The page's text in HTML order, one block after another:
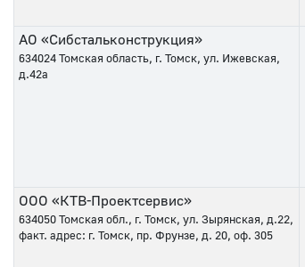
АО «Сибстальконструкция»
634024 Томская область, г. Томск, ул. Ижевская,
д.42а
ООО «КТВ-Проектсервис»
634050 Томская обл., г. Томск, ул. Зырянская, д.22,
факт. адрес: г. Томск, пр. Фрунзе, д. 20, оф. 305